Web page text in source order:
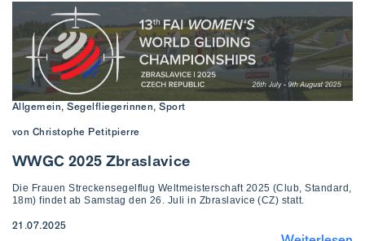
Allgemein, Segelfliegerinnen, Sport
von Christophe Petitpierre
WWGC 2025 Zbraslavice
Die Frauen Streckensegelflug Weltmeisterschaft 2025 (Club, Standard,
18m) findet ab Samstag den 26. Juli in Zbraslavice (CZ) statt.
21.07.2025